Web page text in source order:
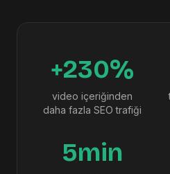
+230%
video içeriğinden
daha fazla SEO trafiği
5min